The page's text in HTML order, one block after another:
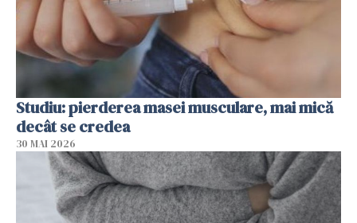
Studiu: pierderea masei musculare, mai mică
decât se credea
30 MAI 2026